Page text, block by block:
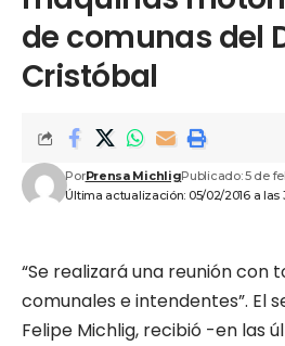
de comunas del
Cristóbal
Última actualización: 05/02/2016 a las
PorPrensa MichligPublicado: 5 de
“Se realizará una reunión con
comunales e intendentes”. El
Felipe Michlig, recibió -en las